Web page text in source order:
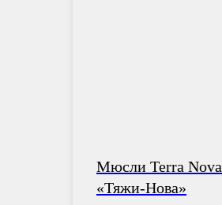
Мюсли Terra Nova
«Тяжи-Нова»